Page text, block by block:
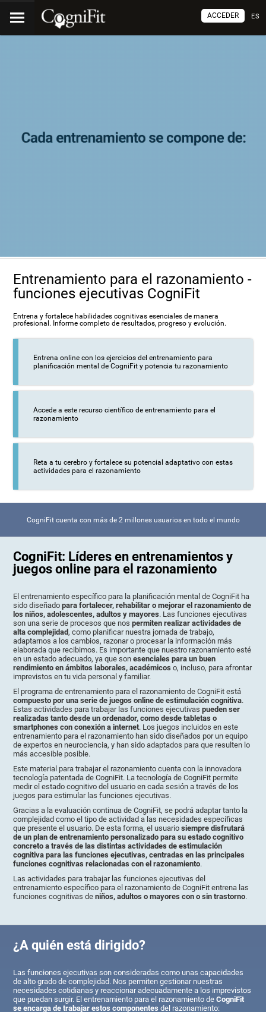
ES
ACCEDER
Entrenamiento para el razonamiento -
funciones ejecutivas CogniFit
Entrena y fortalece habilidades cognitivas esenciales de manera
profesional. Informe completo de resultados, progreso y evolución.
Entrena online con los ejercicios del entrenamiento para
planificación mental de CogniFit y potencia tu razonamiento
Accede a este recurso científico de entrenamiento para el
razonamiento
Reta a tu cerebro y fortalece su potencial adaptativo con estas
actividades para el razonamiento
CogniFit cuenta con más de 2 millones usuarios en todo el mundo
CogniFit: Líderes en entrenamientos y
juegos online para el razonamiento
El entrenamiento específico para la planificación mental de CogniFit ha
sido diseñadopara fortalecer, rehabilitar o mejorar el razonamiento de
los niños, adolescentes, adultos y mayores. Las funciones ejecutivas
son una serie de procesos que nospermiten realizar actividades de
alta complejidad, como planificar nuestra jornada de trabajo,
adaptarnos a los cambios, razonar o procesar la información más
elaborada que recibimos. Es importante que nuestro razonamiento esté
en un estado adecuado, ya que sonesenciales para un buen
rendimiento en ámbitos laborales, académicos o, incluso, para afrontar
imprevistos en tu vida personal y familiar.
El programa de entrenamiento para el razonamiento de CogniFit está
compuesto por una serie de juegos online de estimulación cognitiva.
Estas actividades para trabajar las funciones ejecutivaspueden ser
realizadas tanto desde un ordenador, como desde tabletas o
smartphones con conexión a internet. Los juegos incluidos en este
entrenamiento para el razonamiento han sido diseñados por un equipo
de expertos en neurociencia, y han sido adaptados para que resulten lo
más accesible posible.
Este material para trabajar el razonamiento cuenta con la innovadora
tecnología patentada de CogniFit. La tecnología de CogniFit permite
medir el estado cognitivo del usuario en cada sesión a través de los
juegos para estimular las funciones ejecutivas.
Gracias a la evaluación continua de CogniFit, se podrá adaptar tanto la
complejidad como el tipo de actividad a las necesidades específicas
que presente el usuario. De esta forma, el usuariosiempre disfrutará
de un plan de entrenamiento personalizado para su estado cognitivo
concreto a través de las distintas actividades de estimulación
cognitiva para las funciones ejecutivas, centradas en las principales
funciones cognitivas relacionadas con el razonamiento.
Las actividades para trabajar las funciones ejecutivas del
entrenamiento específico para el razonamiento de CogniFit entrena las
funciones cognitivas deniños, adultos o mayores con o sin trastorno.
¿A quién está dirigido?
Las funciones ejecutivas son consideradas como unas capacidades
de alto grado de complejidad. Nos permiten gestionar nuestras
necesidades cotidianas y reaccionar adecuadamente a los imprevistos
que puedan surgir. El entrenamiento para el razonamiento deCogniFit
se encarga de trabajar estos componentesdel razonamiento: